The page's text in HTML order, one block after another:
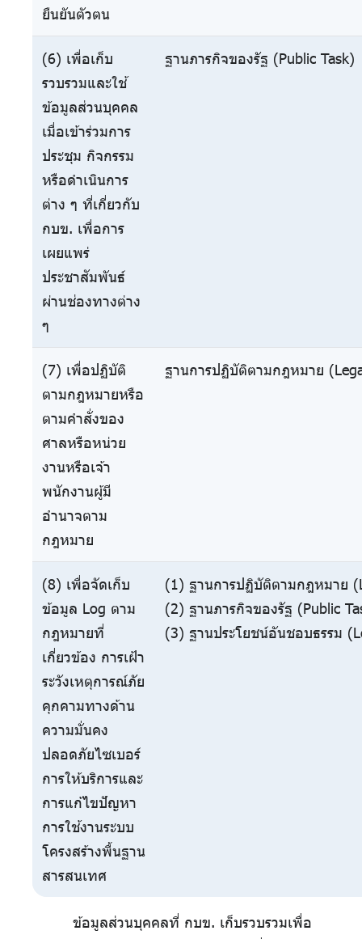
ยืนยันตัวตน
(6) เพื่อเก็บ
รวบรวมและใช้
ข้อมูลส่วนบุคคล
เมื่อเข้าร่วมการ
ประชุม กิจกรรม
หรือดำเนินการ
ต่าง ๆ ที่เกี่ยวกับ
กบข. เพื่อการ
เผยแพร่
ประชาสัมพันธ์
ผ่านช่องทางต่าง
ๆ
ฐานภารกิจของรัฐ (Public Task)
(7) เพื่อปฏิบัติ
ตามกฎหมายหรือ
ตามคำสั่งของ
ศาลหรือหน่วย
งานหรือเจ้า
พนักงานผู้มี
อำนาจตาม
กฎหมาย
ฐานการปฏิบัติตามกฎหมาย
(8) เพื่อจัดเก็บ
ข้อมูล Log ตาม
กฎหมายที่
เกี่ยวข้อง การเฝ้า
ระวังเหตุการณ์ภัย
คุกคามทางด้าน
ความมั่นคง
ปลอดภัยไซเบอร์
การให้บริการและ
การแก้ไขปัญหา
การใช้งานระบบ
โครงสร้างพื้นฐาน
สารสนเทศ
(1) ฐานการปฏิบัติตามกฎหมาย
(2) ฐานภารกิจของรัฐ (Public
(3) ฐานประโยชน์อันชอบธรรม
ข้อมูลส่วนบุคคลที่ กบข. เก็บรวบรวมเพื่อ